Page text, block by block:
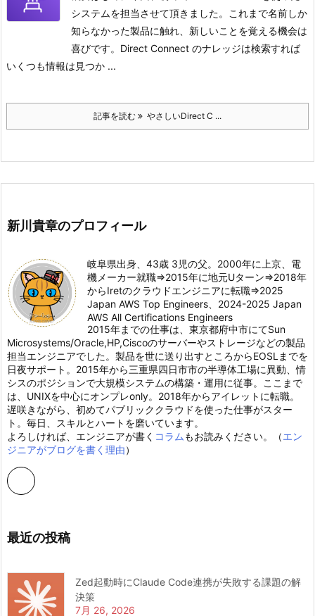
システムを担当させて頂きました。これまで名前しか
知らなかった製品に触れ、新しいことを覚える機会は
喜びです。Direct Connect のナレッジは検索すれば
いくつも情報は見つか ...
記事を読む やさしいDirect C ...
新川貴章のプロフィール
岐阜県出身、43歳 3児の父。2000年に上京、電
機メーカー就職⇒2015年に地元Uターン⇒2018年
からIretのクラウドエンジニアに転職⇒2025
Japan AWS Top Engineers、2024-2025 Japan
AWS All Certifications Engineers
2015年までの仕事は、東京都府中市にてSun
Microsystems/Oracle,HP,Ciscoのサーバーやストレージなどの製品
担当エンジニアでした。製品を世に送り出すところからEOSLまでを
日夜サポート。2015年から三重県四日市市の半導体工場に異動、情
シスのポジションで大規模システムの構築・運用に従事。ここまで
は、UNIXを中心にオンプレonly。2018年からアイレットに転職。
遅咲きながら、初めてパブリッククラウドを使った仕事がスター
ト。毎日、スキルとハートを磨いています。
よろしければ、エンジニアが書く コラム もお読みください。（エン
ジニアがブログを書く理由）
最近の投稿
Zed起動時にClaude Code連携が失敗する課題の解
決策
7月 26, 2026